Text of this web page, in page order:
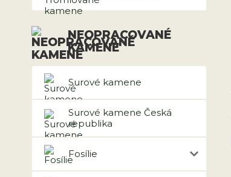
NEOPRACOVANÉ
KAMENE
Surové kamene
Surové kamene Česká
republika
Fosílie